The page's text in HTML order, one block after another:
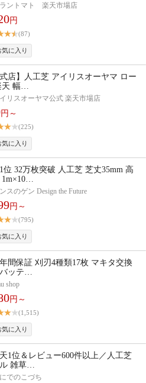
ントマト 楽天市場店
円
(87)
式店】人工芝 アイリスオーヤマ ロー
天 幅…
リスオーヤマ公式 楽天市場店
円～
(225)
位 32万枚突破 人工芝 芝丈35mm 高
スのゲン Design the Future
円～
(795)
年間保証 刈刃4種類17枚 マキタ交換
ッテ…
shop
円～
(1,515)
1位＆レビュー600件以上／人工芝
雑草…
でのこづち